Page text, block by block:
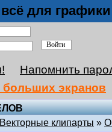
для графики
Напомнить
больших экранов
Векторные клипарты »